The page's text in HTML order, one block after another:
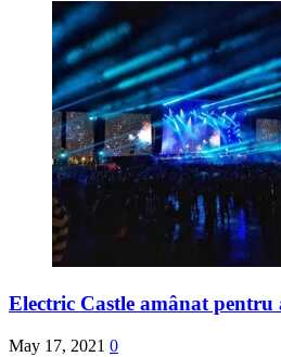
Electric Castle amânat pentru
May 17, 2021 0